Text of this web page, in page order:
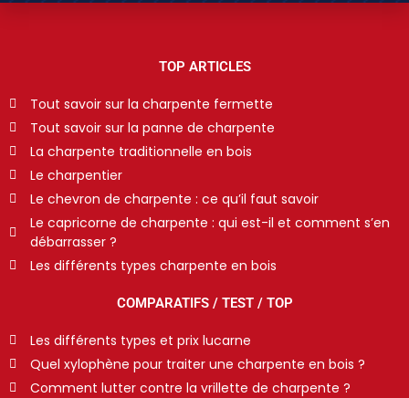
TOP ARTICLES
Tout savoir sur la charpente fermette
Tout savoir sur la panne de charpente
La charpente traditionnelle en bois
Le charpentier
Le chevron de charpente : ce qu’il faut savoir
Le capricorne de charpente : qui est-il et comment s’en
débarrasser ?
Les différents types charpente en bois
COMPARATIFS / TEST / TOP
Les différents types et prix lucarne
Quel xylophène pour traiter une charpente en bois ?
Comment lutter contre la vrillette de charpente ?